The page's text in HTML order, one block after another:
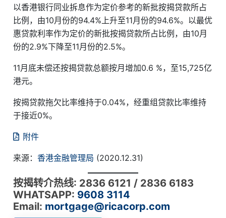
以香港银行同业拆息作为定价参考的新批按揭贷款所占
比例，由10月份的94.4%上升至11月份的94.6%。以最优
惠贷款利率作为定价的新批按揭贷款所占比例，由10月
份的2.9%下降至11月份的2.5%。
11月底未偿还按揭贷款总额按月增加0.6 %，至15,725亿
港元。
按揭贷款拖欠比率维持于0.04%，经重组贷款比率维持
于接近0%。
附件
来源： 香港金融管理局 (2020.12.31)
按揭转介热线: 2836 6121 / 2836 6183
WHATSAPP: 9608 3114
Email: mortgage@ricacorp.com